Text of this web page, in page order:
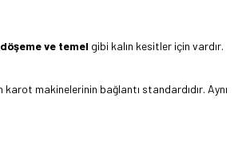
ve temel gibi kalın kesitler için vardır.
makinelerinin bağlantı standardıdır. Aynı